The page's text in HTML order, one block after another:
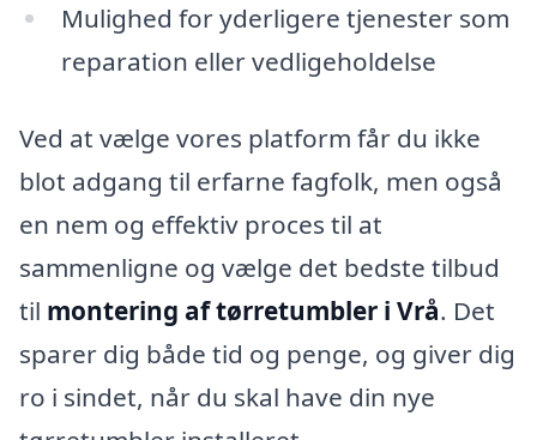
Mulighed for yderligere tjenester som
reparation eller vedligeholdelse
Ved at vælge vores platform får du ikke
blot adgang til erfarne fagfolk, men også
en nem og effektiv proces til at
sammenligne og vælge det bedste tilbud
til montering af tørretumbler i Vrå. Det
sparer dig både tid og penge, og giver dig
ro i sindet, når du skal have din nye